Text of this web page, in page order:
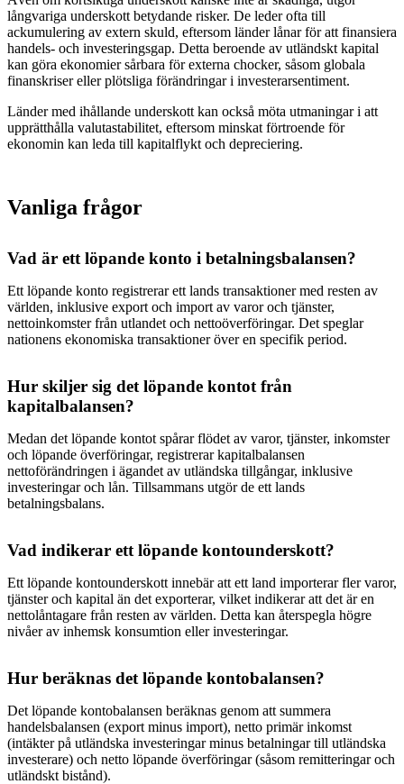
långvariga underskott betydande risker. De leder ofta till
ackumulering av extern skuld, eftersom länder lånar för att finansiera
handels- och investeringsgap. Detta beroende av utländskt kapital
kan göra ekonomier sårbara för externa chocker, såsom globala
finanskriser eller plötsliga förändringar i investerarsentiment.
Länder med ihållande underskott kan också möta utmaningar i att
upprätthålla valutastabilitet, eftersom minskat förtroende för
ekonomin kan leda till kapitalflykt och depreciering.
Vanliga frågor
Vad är ett löpande konto i betalningsbalansen?
Ett löpande konto registrerar ett lands transaktioner med resten av
världen, inklusive export och import av varor och tjänster,
nettoinkomster från utlandet och nettoöverföringar. Det speglar
nationens ekonomiska transaktioner över en specifik period.
Hur skiljer sig det löpande kontot från
kapitalbalansen?
Medan det löpande kontot spårar flödet av varor, tjänster, inkomster
och löpande överföringar, registrerar kapitalbalansen
nettoförändringen i ägandet av utländska tillgångar, inklusive
investeringar och lån. Tillsammans utgör de ett lands
betalningsbalans.
Vad indikerar ett löpande kontounderskott?
Ett löpande kontounderskott innebär att ett land importerar fler varor,
tjänster och kapital än det exporterar, vilket indikerar att det är en
nettolåntagare från resten av världen. Detta kan återspegla högre
nivåer av inhemsk konsumtion eller investeringar.
Hur beräknas det löpande kontobalansen?
Det löpande kontobalansen beräknas genom att summera
handelsbalansen (export minus import), netto primär inkomst
(intäkter på utländska investeringar minus betalningar till utländska
investerare) och netto löpande överföringar (såsom remitteringar och
utländskt bistånd).